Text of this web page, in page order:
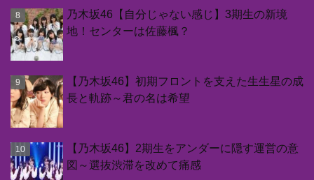
乃木坂46【自分じゃない感じ】3期生の新境
地！センターは佐藤楓？
【乃木坂46】初期フロントを支えた生生星の成
長と軌跡～君の名は希望
【乃木坂46】2期生をアンダーに隠す運営の意
図～選抜渋滞を改めて痛感